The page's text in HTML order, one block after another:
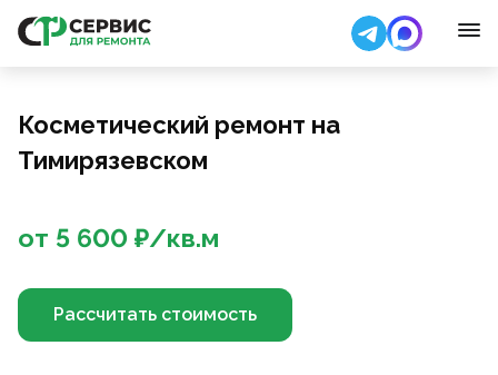
Косметический ремонт на
Тимирязевском
от 5 600 ₽/кв.м
Рассчитать стоимость